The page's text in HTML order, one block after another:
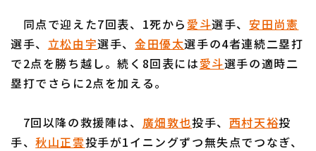
同点で迎えた7回表、1死から 愛斗選手、安田尚憲
選手、 立松由宇選手、金田優太選手の4者連続二塁打
で2点を勝ち越し。続く8回表には愛斗選手の適時二
塁打でさらに2点を加える。
7回以降の救援陣は、 廣畑敦也投手、 西村天裕投
手、秋山正雲投手が1イニングずつ無失点でつなぎ、